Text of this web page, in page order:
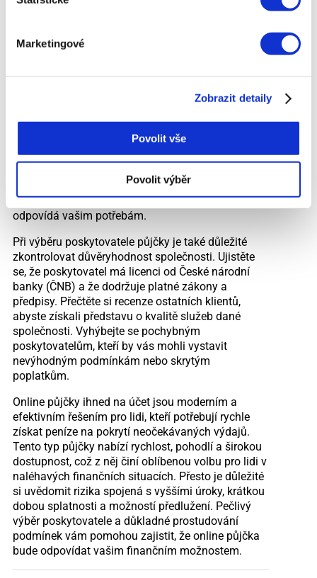
Marketingové
Zobrazit detaily
Povolit vše
Povolit výběr
prostudujete podmínky, můžete se vyhnout
Při výběru online půjčky ihned na účet je důležité
existuje mnoho nebankovních společností, které
nabízejí tento typ půjčky, a jejich podmínky se
mohou výrazně lišit. Pomocí online srovnávačů
RPSN a další podmínky jednotlivých poskytovatelů
a najít nejvýhodnější nabídku, která nejlépe
odpovídá vašim potřebám.
Při výběru poskytovatele půjčky je také důležité
zkontrolovat důvěryhodnost společnosti. Ujistěte
se, že poskytovatel má licenci od České národní
banky (ČNB) a že dodržuje platné zákony a
předpisy. Přečtěte si recenze ostatních klientů,
abyste získali představu o kvalitě služeb dané
společnosti. Vyhýbejte se pochybným
poskytovatelům, kteří by vás mohli vystavit
nevýhodným podmínkám nebo skrytým
poplatkům.
Online půjčky ihned na účet jsou moderním a
efektivním řešením pro lidi, kteří potřebují rychle
získat peníze na pokrytí neočekávaných výdajů.
Tento typ půjčky nabízí rychlost, pohodlí a širokou
dostupnost, což z něj činí oblíbenou volbu pro lidi v
naléhavých finančních situacích. Přesto je důležité
si uvědomit rizika spojená s vyššími úroky, krátkou
dobou splatnosti a možností předlužení. Pečlivý
výběr poskytovatele a důkladné prostudování
podmínek vám pomohou zajistit, že online půjčka
bude odpovídat vašim finančním možnostem.